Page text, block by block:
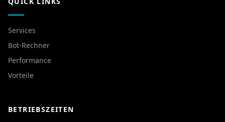
Services
Bot-Rechner
Performance
Vorteile
BETRIEBSZEITEN